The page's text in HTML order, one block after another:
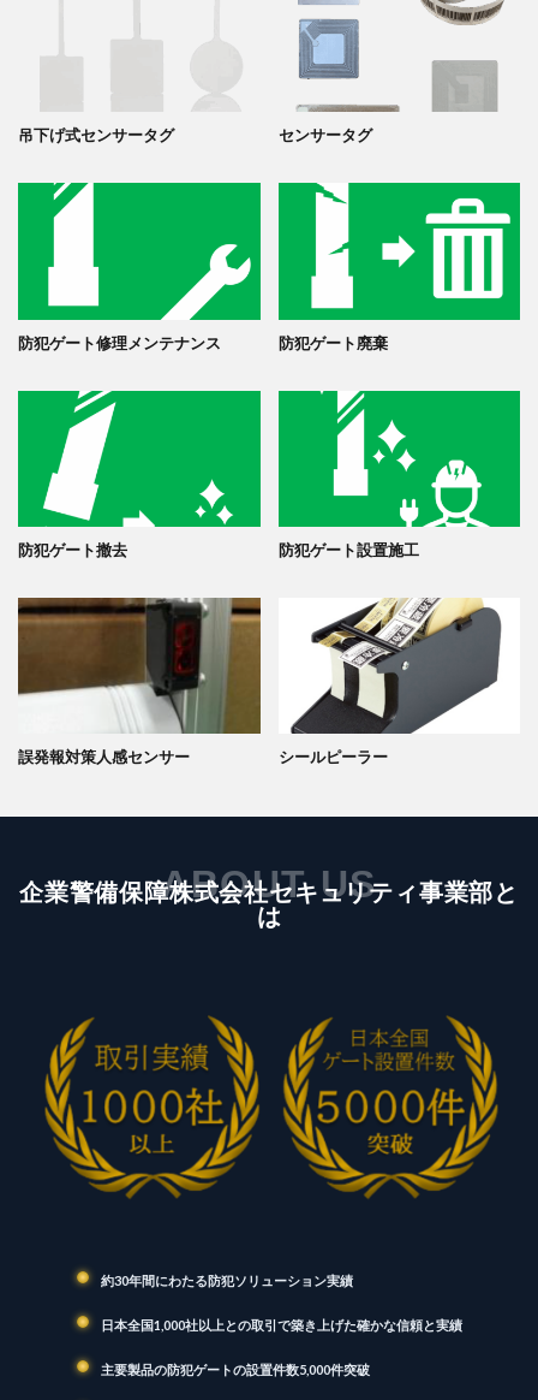
吊下げ式センサータグ センサータグ
防犯ゲート修理メンテナンス 防犯ゲート廃棄
防犯ゲート撤去 防犯ゲート設置施工
誤発報対策人感センサー シールピーラー
ABOUT US
企業警備保障株式会社セキュリティ事業部と
は
約30年間にわたる防犯ソリューション実績
日本全国1,000社以上との取引で築き上げた確かな信頼と実績
主要製品の防犯ゲートの設置件数5,000件突破